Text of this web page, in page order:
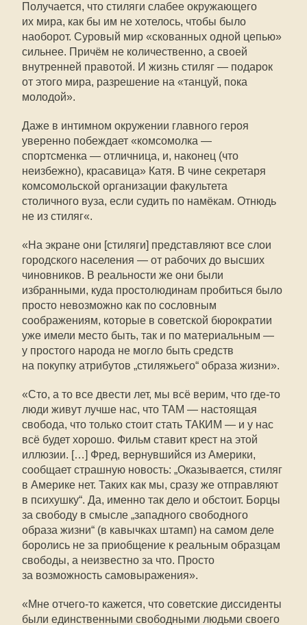
Получается, что стиляги слабее окружающего
их мира, как бы им не хотелось, чтобы было
наоборот. Суровый мир «скованных одной цепью»
сильнее. Причём не количественно, а своей
внутренней правотой. И жизнь стиляг — подарок
от этого мира, разрешение на «танцуй, пока
молодой».
Даже в интимном окружении главного героя
уверенно побеждает «комсомолка —
спортсменка — отличница, и, наконец (что
неизбежно), красавица» Катя. В чине секретаря
комсомольской организации факультета
столичного вуза, если судить по намёкам. Отнюдь
не из стиляг«.
«На экране они [стиляги] представляют все слои
городского населения — от рабочих до высших
чиновников. В реальности же они были
избранными, куда простолюдинам пробиться было
просто невозможно как по сословным
соображениям, которые в советской бюрократии
уже имели место быть, так и по материальным —
у простого народа не могло быть средств
на покупку атрибутов „стиляжьего“ образа жизни».
«Сто, а то все двести лет, мы всё верим, что где-то
люди живут лучше нас, что ТАМ — настоящая
свобода, что только стоит стать ТАКИМ — и у нас
всё будет хорошо. Фильм ставит крест на этой
иллюзии. […] Фред, вернувшийся из Америки,
сообщает страшную новость: „Оказывается, стиляг
в Америке нет. Таких как мы, сразу же отправляют
в психушку“. Да, именно так дело и обстоит. Борцы
за свободу в смысле „западного свободного
образа жизни“ (в кавычках штамп) на самом деле
боролись не за приобщение к реальным образцам
свободы, а неизвестно за что. Просто
за возможность самовыражения».
«Мне отчего-то кажется, что советские диссиденты
были единственными свободными людьми своего